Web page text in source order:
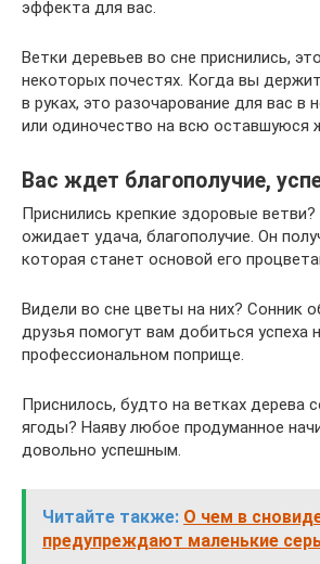
эффекта для вас.
Ветки деревьев во сне приснились,
некоторых почестях. Когда вы
в руках, это разочарование для вас в
или одиночество на всю оставшуюся
Вас ждет благополучие,
Приснились крепкие здоровые
ожидает удача, благополучие. Он
которая станет основой его
Видели во сне цветы на них? Сонник
друзья помогут вам добиться успеха
профессиональном поприще.
Приснилось, будто на ветках дерева
ягоды? Наяву любое продуманное
довольно успешным.
Читайте также: О чем в
предупреждают маленькие